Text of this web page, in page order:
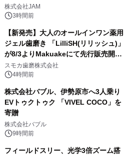
GR 4車種の FUNBOO(ミニカー)付き
メニューが展開されます
株式会社JAM
3時間前
【新発売】大人のオールインワン薬用
ジェル歯磨き 「LilliSH(リリッシュ)」
が8/3よりMakuakeにて先行販売開
始！
スモカ歯磨株式会社
4時間前
株式会社バブル、伊勢原市へ3人乗り
EVトゥクトゥク 「VIVEL COCO」を
寄贈
株式会社バブル
9時間前
フィールドスリー、光学3倍ズーム搭